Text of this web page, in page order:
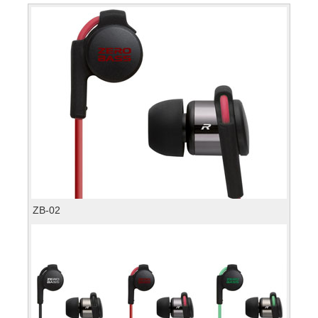
ZB-02